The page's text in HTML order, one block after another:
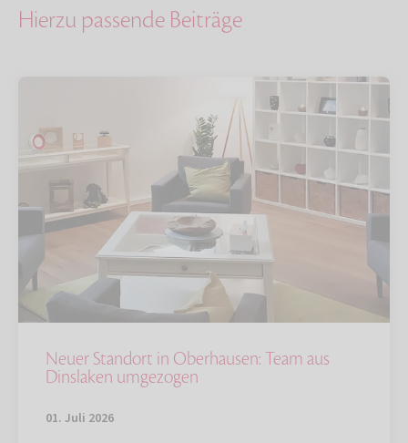
Hierzu passende Beiträge
Neuer Standort in Oberhausen: Team aus
Dinslaken umgezogen
01. Juli 2026